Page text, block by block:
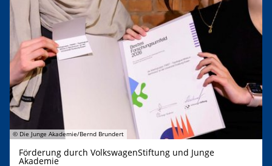
© Die Junge Akademie/Bernd Brundert
Förderung durch VolkswagenStiftung und Junge
Akademie